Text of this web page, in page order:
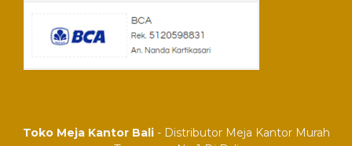
Toko Meja Kantor Bali- Distributor Meja Kantor Murah